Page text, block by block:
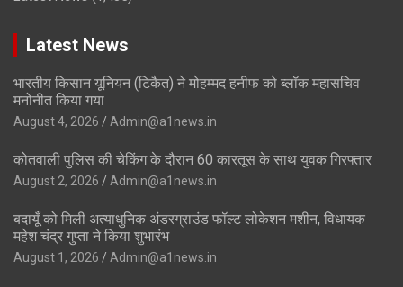
Latest News
भारतीय किसान यूनियन (टिकैत) ने मोहम्मद हनीफ को ब्लॉक महासचिव
मनोनीत किया गया
August 4, 2026 Admin@a1news.in
कोतवाली पुलिस की चेकिंग के दौरान 60 कारतूस के साथ युवक गिरफ्तार
August 2, 2026 Admin@a1news.in
बदायूँ को मिली अत्याधुनिक अंडरग्राउंड फॉल्ट लोकेशन मशीन, विधायक
महेश चंद्र गुप्ता ने किया शुभारंभ
August 1, 2026 Admin@a1news.in